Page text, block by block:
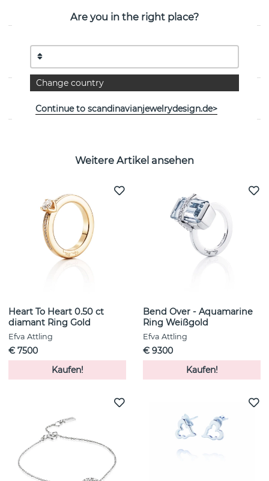
PRODUKTBESCHREIBUNG
Weitere Artikel ansehen
Heart To Heart 0.50 ct
diamant Ring Gold
Efva Attling
€ 7500
Kaufen!
Bend Over - Aquamarine
Ring Weißgold
Efva Attling
€ 9300
Kaufen!
Are you in the right place?
Change country
Continue to scandinavianjewelrydesign.de>